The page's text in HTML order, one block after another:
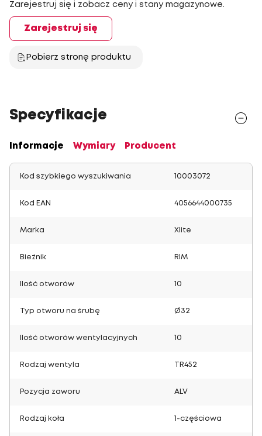
Zarejestruj się i zobacz ceny i stany magazynowe.
Zarejestruj się
Pobierz stronę produktu
Specyfikacje
Informacje Wymiary Producent
Kod szybkiego wyszukiwania 10003072
Kod EAN 4056644000735
Marka Xlite
Bieżnik RIM
Ilość otworów 10
Typ otworu na śrubę Ø32
Ilość otworów wentylacyjnych 10
Rodzaj wentyla TR452
Pozycja zaworu ALV
Rodzaj koła 1-częściowa